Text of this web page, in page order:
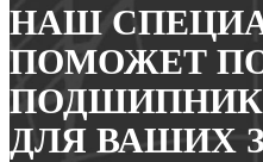
НАШ
ПОМОЖЕТ
ПОДШИПНИК
ДЛЯ ВАШИХ